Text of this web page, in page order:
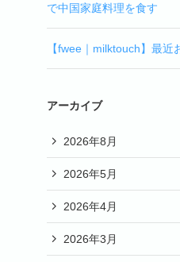
で中国家庭料理を食す
【fwee｜milktouch】最
アーカイブ
2026年8月
2026年5月
2026年4月
2026年3月